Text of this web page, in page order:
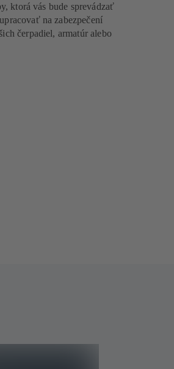
ktorá vás bude sprevádzať
na zabezpečení
čerpadiel, armatúr alebo